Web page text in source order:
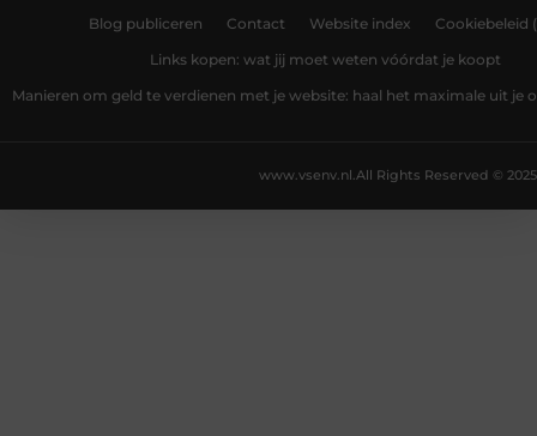
Blog publiceren Contact Website index Cookiebeleid
Links kopen: wat jij moet weten vóórdat je koopt
Manieren om geld te verdienen met je website: haal het maximale uit je
All Rights Reserved © 2025
www.vsenv.nl.